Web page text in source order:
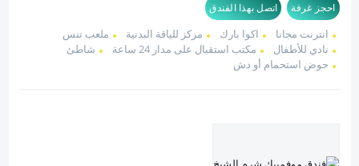
احجز غرفة اتصل بهذا الفندق
انترنت مجانا اكوا بارك مركز للياقة البدنية
ملعب تنس
نادي للأطفال
مكتب استقبال على مدار 24 ساعة
شاطئ
حوض استحمام أو دش